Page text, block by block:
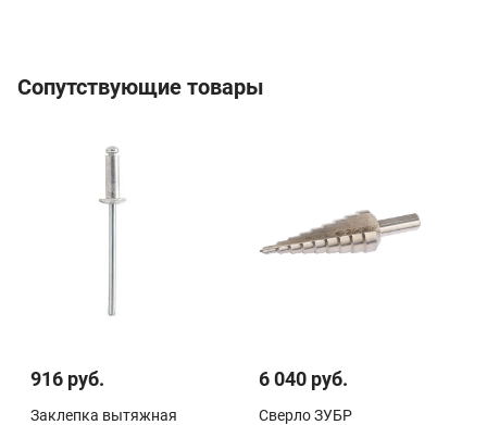
Сопутствующие товары
916 руб.
Заклепка вытяжная
6 040 руб.
Сверло ЗУБР